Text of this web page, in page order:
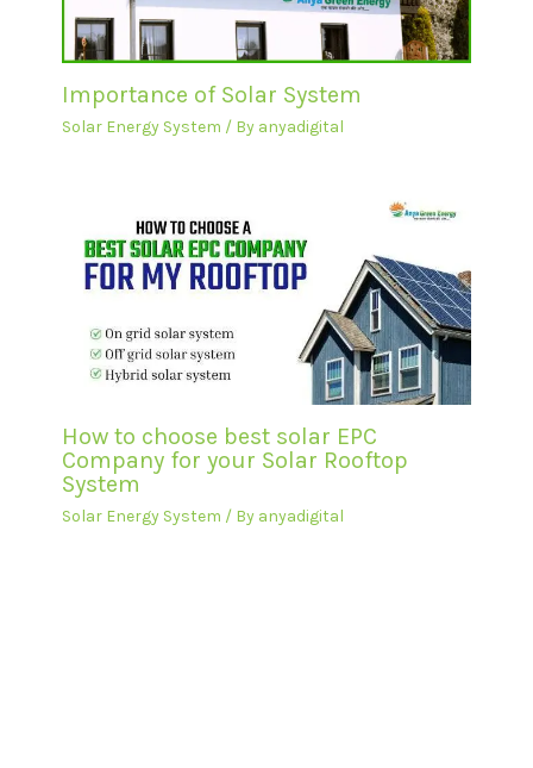
Importance of Solar System
Solar Energy System / By anyadigital
How to choose best solar EPC
Company for your Solar Rooftop
System
Solar Energy System / By anyadigital